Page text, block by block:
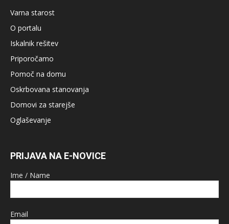
Varna starost
O portalu
Iskalnik rešitev
Priporočamo
Pomoč na domu
Oskrbovana stanovanja
Domovi za starejše
Oglaševanje
PRIJAVA NA E-NOVICE
Ime / Name
Email